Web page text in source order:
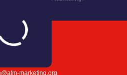
marketing.org